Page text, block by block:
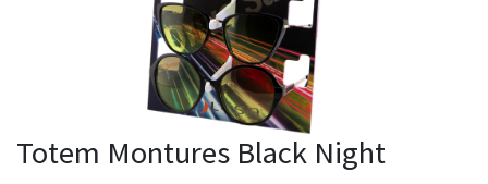
Totem Montures Black Night